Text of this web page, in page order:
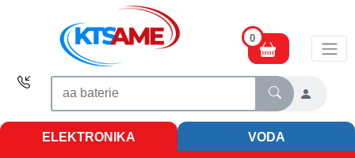
0
ELEKTRONIKA VODA